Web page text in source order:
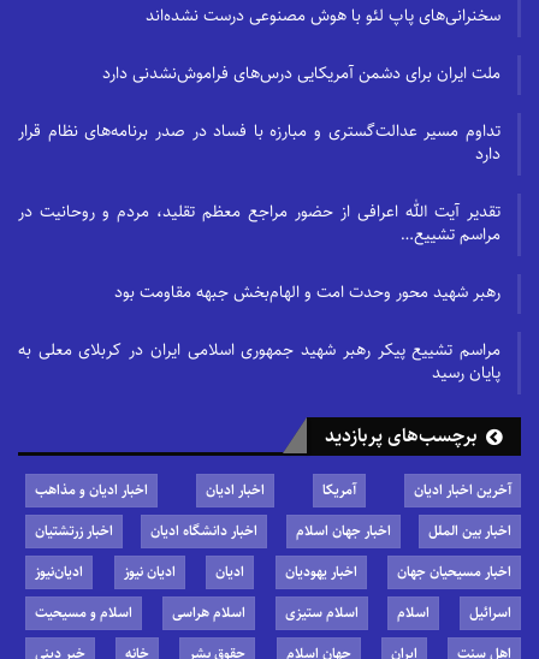
سخنرانی‌های پاپ لئو با هوش مصنوعی درست نشده‌اند
ملت ایران برای دشمن آمریکایی درس‌های فراموش‌نشدنی دارد
تداوم مسیر عدالت‌گستری و مبارزه با فساد در صدر برنامه‌های نظام قرار
دارد
تقدیر آیت الله اعرافی از حضور مراجع معظم تقلید، مردم و روحانیت در
مراسم تشییع…
رهبر شهید محور وحدت امت و الهام‌بخش جبهه مقاومت بود
مراسم تشییع پیکر رهبر شهید جمهوری اسلامی ایران در کربلای معلی به
پایان رسید
برچسب‌های پربازدید
آخرین اخبار ادیان آمریکا اخبار ادیان
اخبار ادیان و مذاهب
اخبار بین الملل
اخبار جهان اسلام اخبار دانشگاه ادیان
اخبار زرتشتیان
اخبار مسیحیان جهان
اخبار یهودیان ادیان ادیان نیوز
ادیان‌نیوز
اسرائیل
اسلام اسلام ستیزی اسلام هراسی
اسلام و مسیحیت
اهل سنت
ایران جهان اسلام حقوق بشر خانه خبر دینی